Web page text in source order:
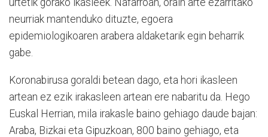
urtetik gorako ikasleek. Nafarroan, orain arte ezarritako
neurriak mantenduko dituzte, egoera
epidemiologikoaren arabera aldaketarik egin beharrik
gabe.
Koronabirusa goraldi betean dago, eta hori ikasleen
artean ez ezik irakasleen artean ere nabaritu da. Hego
Euskal Herrian, mila irakasle baino gehiago daude bajan:
Araba, Bizkai eta Gipuzkoan, 800 baino gehiago, eta